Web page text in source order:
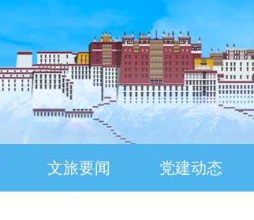
文旅要闻 党建动态